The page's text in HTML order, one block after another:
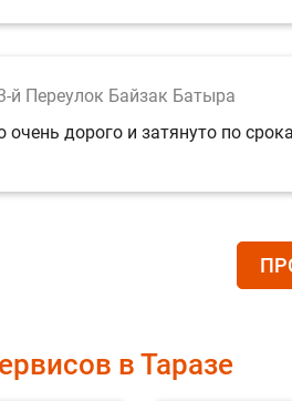
й Переулок Байзак Батыра
дорого и затянуто по
в Таразе